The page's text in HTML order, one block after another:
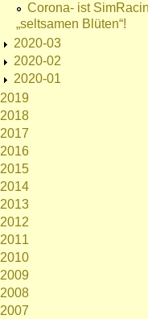
Corona- ist
„seltsamen Blüten“!
2020-03
2020-02
2020-01
2019
2018
2017
2016
2015
2014
2013
2012
2011
2010
2009
2008
2007